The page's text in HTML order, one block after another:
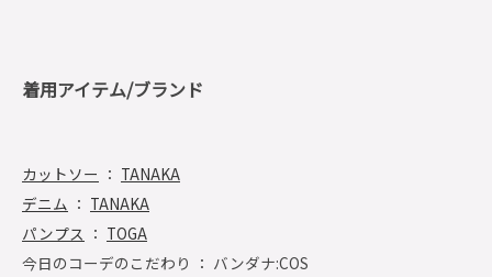
着用アイテム/ブランド
カットソー ： TANAKA
デニム ： TANAKA
パンプス ： TOGA
今日のコーデのこだわり ： バンダナ:COS